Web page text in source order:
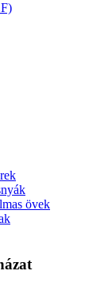
övek